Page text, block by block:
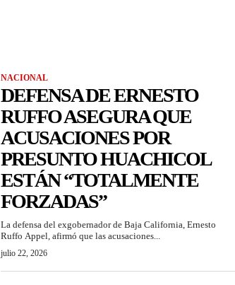
NACIONAL
DEFENSA DE ERNESTO
RUFFO ASEGURA QUE
ACUSACIONES POR
PRESUNTO HUACHICOL
ESTÁN “TOTALMENTE
FORZADAS”
La defensa del exgobernador de Baja California, Ernesto
Ruffo Appel, afirmó que las acusaciones...
julio 22, 2026